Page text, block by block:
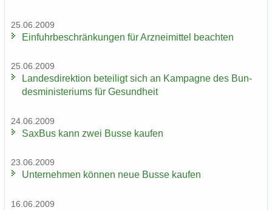
25.06.2009
Ein­fuhr­be­schrän­kun­gen für Arz­nei­mit­tel be­ach­ten
25.06.2009
Lan­des­di­rek­ti­on be­tei­ligt sich an Kam­pa­gne des Bun­
des­mi­nis­te­ri­ums für Ge­sund­heit
24.06.2009
Sax­Bus kann zwei Busse kau­fen
23.06.2009
Un­ter­neh­men kön­nen neue Busse kau­fen
16.06.2009